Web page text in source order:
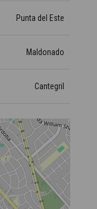
Punta del Este
Maldonado
Cantegril